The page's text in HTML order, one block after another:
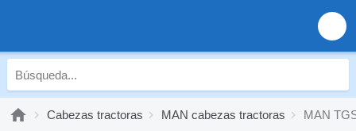
Cabezas tractoras MAN cabezas tractoras MAN